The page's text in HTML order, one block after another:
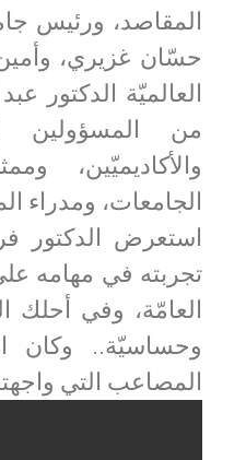
المقاصد، ورئيس
حسّان غزيري،
العالميّة الدكتور
من المسؤولين
والأكاديميّين،
الجامعات، ومدراء
استعرض الدكتور
تجربته في مهامه
العامّة، وفي أحلك
وحساسيّة.. وكان
المصاعب التي